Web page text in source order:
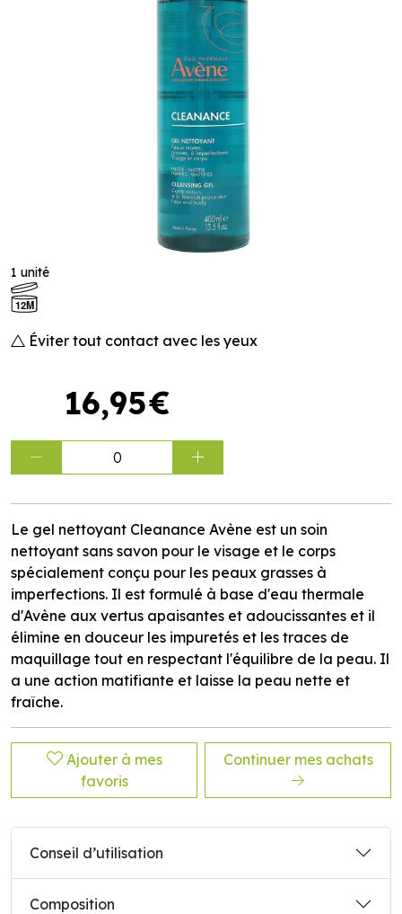
1 unité
12M
Éviter tout contact avec les yeux
16,95€
0
Le gel nettoyant Cleanance Avène est un soin
nettoyant sans savon pour le visage et le corps
spécialement conçu pour les peaux grasses à
imperfections. Il est formulé à base d'eau thermale
d'Avène aux vertus apaisantes et adoucissantes et il
élimine en douceur les impuretés et les traces de
maquillage tout en respectant l'équilibre de la peau. Il
a une action matifiante et laisse la peau nette et
fraîche.
Ajouter à mes
favoris
Continuer mes achats
Conseil d’utilisation
Composition